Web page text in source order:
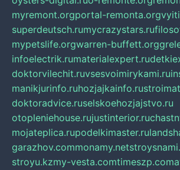
myremont.orgportal-remonta.org
superdeutsch.rumycrazystars.ru
mypetslife.orgwarren-buffett.org
infoelectrik.rumaterialexpert.ru
doktorvilechit.ruvsesvoimirykami.ru
manikjurinfo.ruhozjajkainfo.ru
doktoradvice.ruselskoehozjajstvo.ru
otopleniehouse.rujustinterior.ru
mojateplica.rupodelkimaster.ru
garazhov.commonamy.net
stroyu.kzmy-vesta.comtimeszp.com